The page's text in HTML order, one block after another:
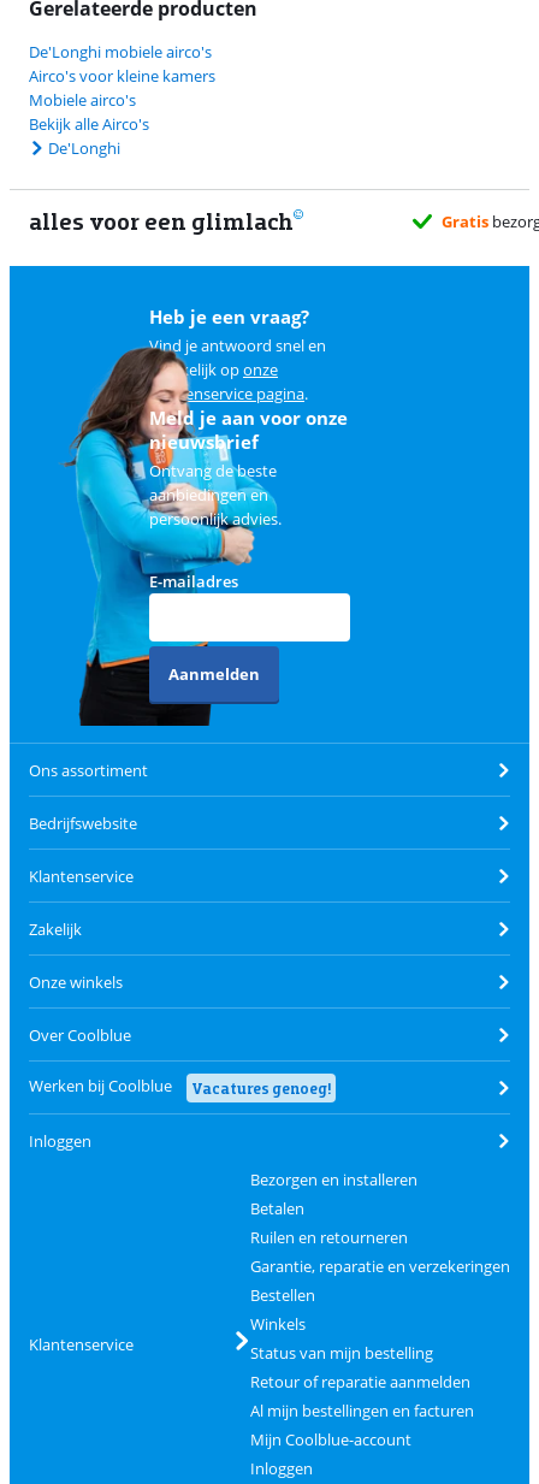
Gerelateerde producten
De'Longhi mobiele airco's
Airco's voor kleine kamers
Mobiele airco's
Bekijk alle Airco's
De'Longhi
alles voor een glimlach bezorgd wanneer
Heb je een vraag?
Vind je antwoord snel en
makkelijk oponze
klantenservice pagina.
Meld je aan voor onze
nieuwsbrief
Ontvang de beste
aanbiedingen en
persoonlijk advies.
E-mailadres
Aanmelden
Ons assortiment
Bedrijfswebsite
Klantenservice
Zakelijk
Onze winkels
Over Coolblue
Werken bij Coolblue Vacatures genoeg!
Inloggen
Klantenservice
Bezorgen en installeren
Betalen
Ruilen en retourneren
Garantie, reparatie en verzekeringen
Bestellen
Winkels
Status van mijn bestelling
Retour of reparatie aanmelden
Al mijn bestellingen en facturen
Mijn Coolblue-account
Inloggen